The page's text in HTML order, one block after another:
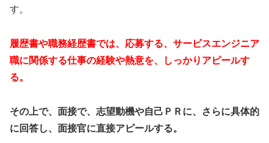
す。
履歴書や職務経歴書では、応募する、サービスエンジニア
職に関係する仕事の経験や熱意を、しっかりアピールす
る。
その上で、面接で、志望動機や自己ＰＲに、さらに具体的
に回答し、面接官に直接アピールする。